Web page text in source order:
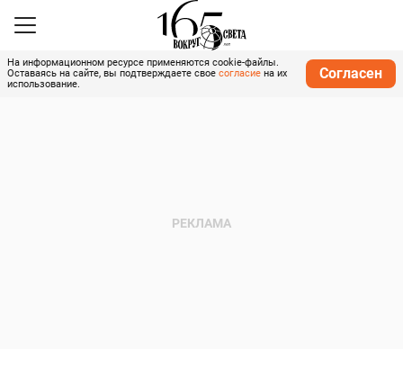
На информационном ресурсе применяются cookie-файлы.
Оставаясь на сайте, вы подтверждаете свое согласие на их
использование.
Согласен